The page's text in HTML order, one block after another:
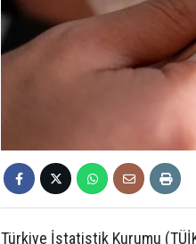
Türkiye İstatistik Kurumu